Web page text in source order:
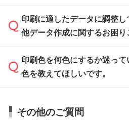
ご入稿後は経験豊富なスタ
がないかチェックし、お客
刷に進みますので、ご安心
入稿用のテンプレートは
IllustratorやPhotoshopで開い
方」をご確認ください。
印刷に適したデータ・解像
タッフが事前に確認いたしま
ムへ添付いただくか、担当
でお送りください。
い合わせください。
印刷に適したデータに調整
他データ作成に関するお困り
データ作成でお困りの際に
サポートいたしますのでお
から添付してお送りください
印刷色を何色にするか迷っ
色を教えてほしいです。
お見積・ご注文・
相談いただきますと、担当
その他のご質問